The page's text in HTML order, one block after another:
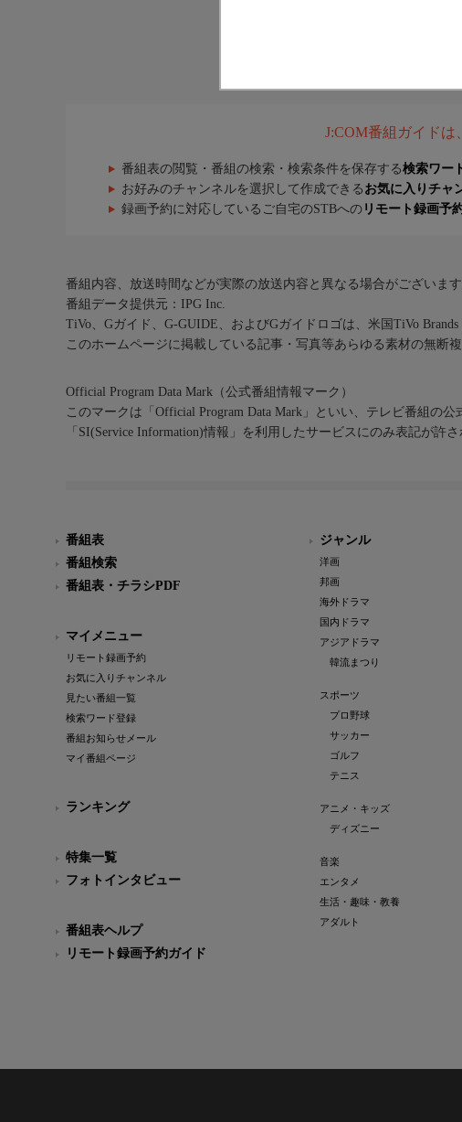
J:COM番組ガイドは
番組表の閲覧・番組の検索・検索条件を保存する検索ワー
お好みのチャンネルを選択して作成できる お気に入りチャ
録画予約に対応しているご自宅のSTBへの リモート録画予
番組内容、放送時間などが実際の放送内容と異なる場合がございます
番組データ提供元：IPG Inc.
TiVo、Gガイド、G-GUIDE、およびGガイドロゴは、米国TiVo
このホームページに掲載している記事・写真等あらゆる素材の無断
Official Program Data Mark（公式番組情報マーク）
このマークは「Official Program Data Mark」といい、テレビ番組の公
「SI(Service Information)情報」を利用したサービスにのみ表記が許
番組表
番組検索
番組表・チラシPDF
マイメニュー
リモート録画予約
お気に入りチャンネル
見たい番組一覧
検索ワード登録
番組お知らせメール
マイ番組ページ
ランキング
特集一覧
フォトインタビュー
番組表ヘルプ
リモート録画予約ガイド
ジャンル
洋画
邦画
海外ドラマ
国内ドラマ
アジアドラマ
韓流まつり
スポーツ
プロ野球
サッカー
ゴルフ
テニス
アニメ・キッズ
ディズニー
音楽
エンタメ
生活・趣味・教養
アダルト